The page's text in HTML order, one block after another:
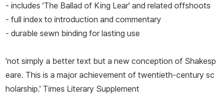
- includes 'The Ballad of King Lear' and related offshoots
- full index to introduction and commentary
- durable sewn binding for lasting use
'not simply a better text but a new conception of Shakesp
eare. This is a major achievement of twentieth-century sc
holarship.' Times Literary Supplement